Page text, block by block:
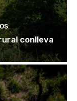
conlleva